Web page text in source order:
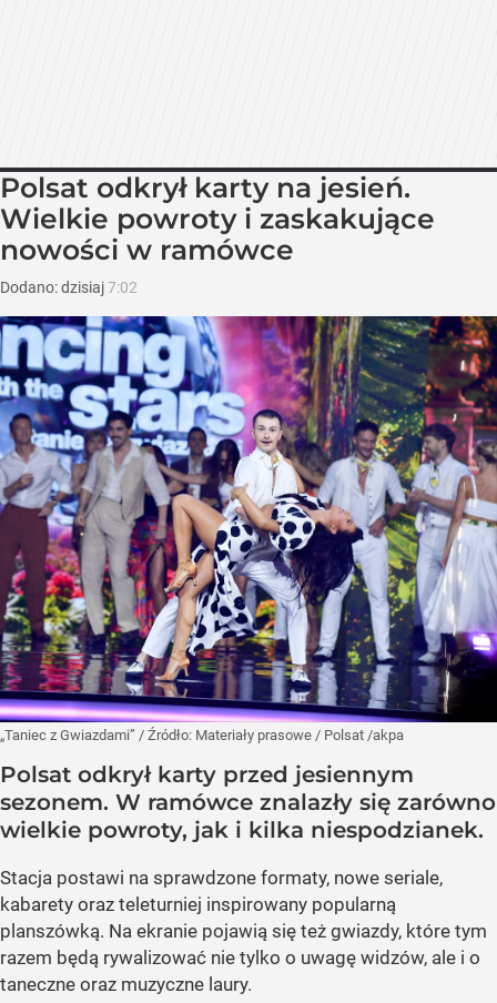
Polsat odkrył karty na jesień.
Wielkie powroty i zaskakujące
nowości w ramówce
Dodano:dzisiaj7:02
„Taniec z Gwiazdami” / Źródło: Materiały prasowe / Polsat /akpa
Polsat odkrył karty przed jesiennym
sezonem. W ramówce znalazły się zarówno
wielkie powroty, jak i kilka niespodzianek.
Stacja postawi na sprawdzone formaty, nowe seriale,
kabarety oraz teleturniej inspirowany popularną
planszówką. Na ekranie pojawią się też gwiazdy, które tym
razem będą rywalizować nie tylko o uwagę widzów, ale i o
taneczne oraz muzyczne laury.